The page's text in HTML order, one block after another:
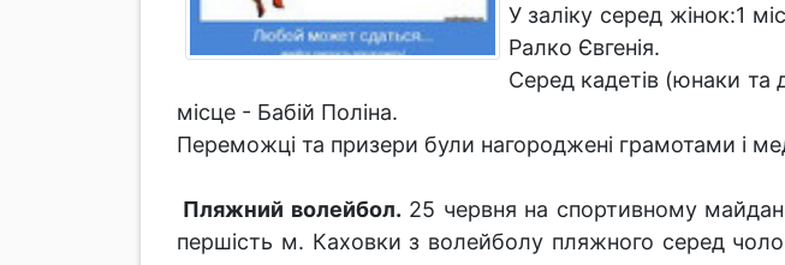
У заліку серед жінок:1
Ралко Євгенія.
Серед кадетів (юнаки та
місце - Бабій Поліна.
Переможці та призери були нагороджені грамотами і
Пляжний волейбол. 25 червня на спортивному
першість м. Каховки з волейболу пляжного серед